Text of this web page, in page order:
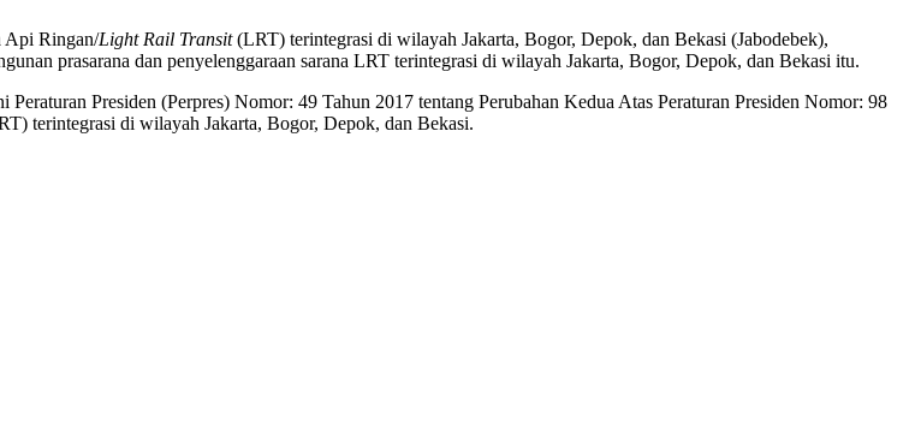
Api Ringan/Light Rail Transit(LRT) terintegrasi di wilayah Jakarta, Bogor, Depok, dan Bekasi (Jabodebek),
prasarana dan penyelenggaraan sarana LRT terintegrasi di wilayah Jakarta, Bogor, Depok, dan Bekasi itu.
Presiden (Perpres) Nomor: 49 Tahun 2017 tentang Perubahan Kedua Atas Peraturan Presiden Nomor: 98
terintegrasi di wilayah Jakarta, Bogor, Depok, dan Bekasi.